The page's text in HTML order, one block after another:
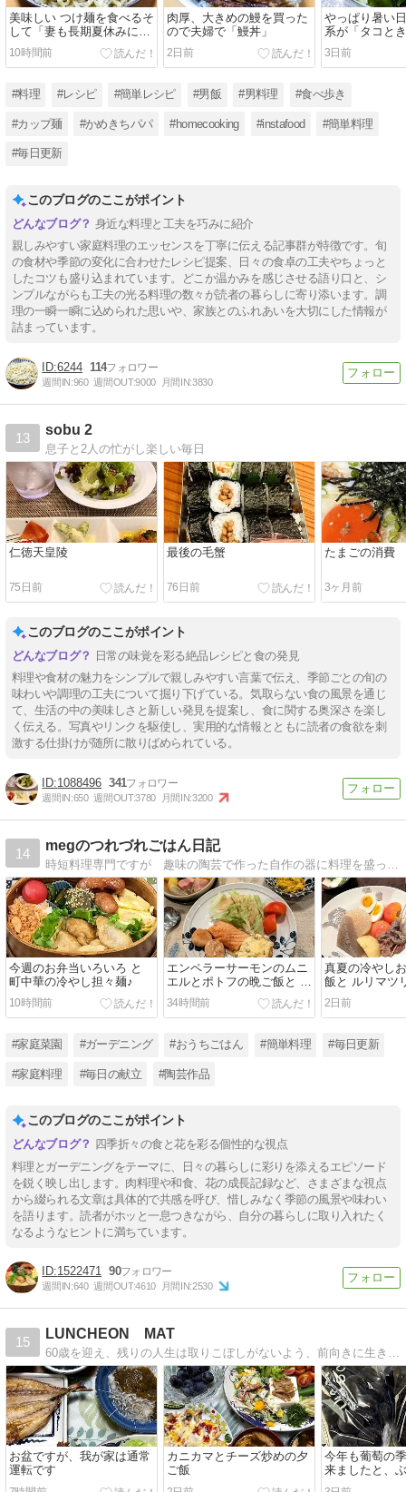
美味しい つけ麺を食べるそ
して「妻も長期夏休みに突
入」
10時間前
肉厚、大きめの鰻を買った
ので夫婦で「鰻丼」
2日前
やっぱり暑い
系が「タコと
カメの酢の物」
3日前
#料理 #レシピ #簡単レシピ #男飯 #男料理 #食べ歩き
#カップ麺 #かめきちパパ #homecooking #instafood #簡単料理
#毎日更新
このブログのここがポイント
身近な料理と工夫を巧みに紹介
親しみやすい家庭料理のエッセンスを丁寧に伝える記事群が特徴です。旬
の食材や季節の変化に合わせたレシピ提案、日々の食卓の工夫やちょっと
したコツも盛り込まれています。どこか温かみを感じさせる語り口と、シ
ンプルながらも工夫の光る料理の数々が読者の暮らしに寄り添います。調
理の一瞬一瞬に込められた思いや、家族とのふれあいを大切にした情報が
詰まっています。
6244 114
週間IN:960 週間OUT:9000 月間IN:3830
13
sobu 2
息子と2人の忙がし楽しい毎日
仁徳天皇陵
75日前
最後の毛蟹
76日前
たまごの消費
3ヶ月前
このブログのここがポイント
日常の味覚を彩る絶品レシピと食の発見
料理や食材の魅力をシンプルで親しみやすい言葉で伝え、季節ごとの旬の
味わいや調理の工夫について掘り下げている。気取らない食の風景を通じ
て、生活の中の美味しさと新しい発見を提案し、食に関する奥深さを楽し
く伝える。写真やリンクを駆使し、実用的な情報とともに読者の食欲を刺
激する仕掛けが随所に散りばめられている。
1088496 341
週間IN:650 週間OUT:3780 月間IN:3200
14
megのつれづれごはん日記
今週のお弁当いろいろ と
町中華の冷やし担々麺♪
10時間前
エンペラーサーモンのムニ
エルとポトフの晩ご飯と 百
日紅の花♪
34時間前
真夏の冷やし
飯と ルリマツ
2日前
#家庭菜園 #ガーデニング #おうちごはん #簡単料理 #毎日更新
#家庭料理 #毎日の献立 #陶芸作品
このブログのここがポイント
四季折々の食と花を彩る個性的な視点
料理とガーデニングをテーマに、日々の暮らしに彩りを添えるエピソード
を鋭く映し出します。肉料理や和食、花の成長記録など、さまざまな視点
から綴られる文章は具体的で共感を呼び、惜しみなく季節の風景や味わい
を語ります。読者がホッと一息つきながら、自分の暮らしに取り入れたく
なるようなヒントに満ちています。
1522471 90
週間IN:640 週間OUT:4610 月間IN:2530
15
LUNCHEON MAT
60歳を迎え、残りの人生は取りこぼしがないよう、前向きに生きていきたいと思っています
お盆ですが、我が家は通常
運転です
カニカマとチーズ炒めの夕
ご飯
今年も葡萄の
来ましたと、
そばの夕ご飯